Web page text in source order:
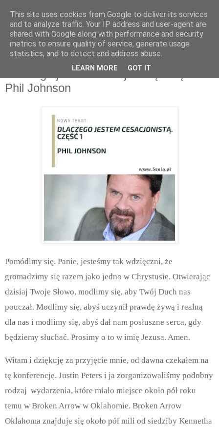
sobota, sierpnia 20, 2022
Dlaczego jestem cesacjonistą. Część 1 -
Phil Johnson
Pomódlmy się. Panie, jesteśmy tak wdzięczni, że
gromadzimy się razem jako jedno w Chrystusie. Otwierając
dzisiaj Twoje Słowo, modlimy się, aby Twój Duch nas
pouczał. Modlimy się, abyś uczynił prawdę żywą i realną
dla nas i modlimy się, abyś dał nam posłuszne serca, gdy
będziemy słuchać. Prosimy o to w imię Jezusa. Amen.
Witam i dziękuję za przyjęcie mnie, od dawna czekałem na
tę konferencję. Justin Peters i ja zorganizowaliśmy podobny
rodzaj wydarzenia, które miało miejsce około pół roku
temu w Broken Arrow w Oklahomie. Broken Arrow
Oklahoma znajduje się około pół mili od siedziby Kennetha
This site uses cookies from Google to deliver its services
and to analyze traffic. Your IP address and user-agent are
shared with Google along with performance and security
metrics to ensure quality of service, generate usage
statistics, and to detect and address abuse.
LEARN MORE GOT IT